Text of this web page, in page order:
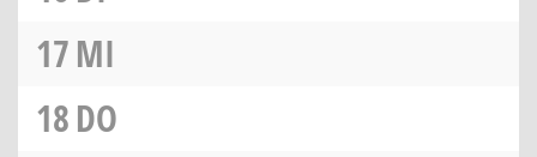
17MI
18DO